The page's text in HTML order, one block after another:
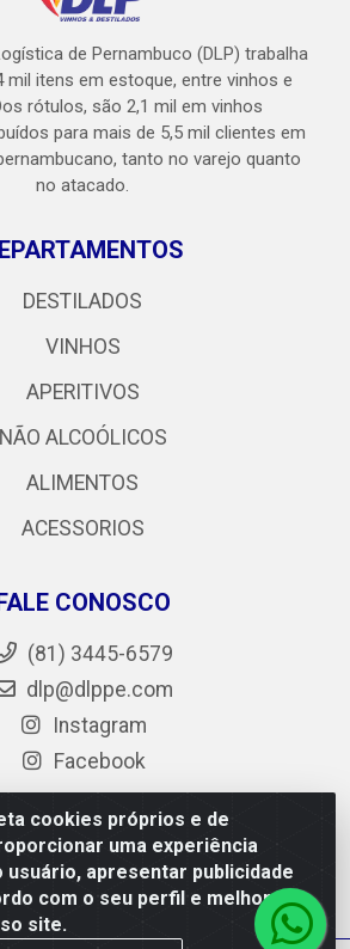
cookies próprios e de
uma experiência
usuário, apresentar publicidade
com o seu perfil e melhorar a
site.
de Pernambuco (DLP) trabalha
mil itens em estoque, entre vinhos e
rótulos, são 2,1 mil em vinhos
para mais de 5,5 mil clientes em
tanto no varejo quanto
no atacado.
DESTILADOS
VINHOS
APERITIVOS
NÃO ALCOÓLICOS
ALIMENTOS
ACESSORIOS
CONOSCO
(81) 3445-6579
dlp@dlppe.com
Instagram
Facebook
Abdias de Carvalho, 962 - Bongi -
525 - CNPJ 05.429.222/0001-48